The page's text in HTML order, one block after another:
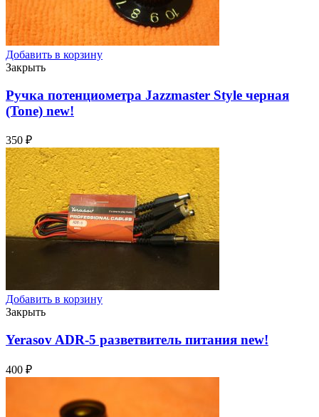
Добавить в корзину
Закрыть
Ручка потенциометра Jazzmaster Style черная
(Tone) new!
350 ₽
Добавить в корзину
Закрыть
Yerasov ADR-5 разветвитель питания new!
400 ₽